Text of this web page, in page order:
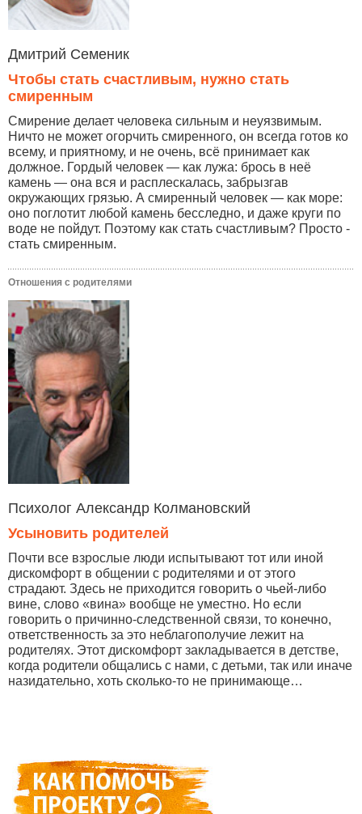
Дмитрий Семеник
Чтобы стать счастливым, нужно стать
смиренным
Смирение делает человека сильным и неуязвимым.
Ничто не может огорчить смиренного, он всегда готов ко
всему, и приятному, и не очень, всё принимает как
должное. Гордый человек — как лужа: брось в неё
камень — она вся и расплескалась, забрызгав
окружающих грязью. А смиренный человек — как море:
оно поглотит любой камень бесследно, и даже круги по
воде не пойдут. Поэтому как стать счастливым? Просто -
стать смиренным.
Отношения с родителями
Психолог Александр Колмановский
Усыновить родителей
Почти все взрослые люди испытывают тот или иной
дискомфорт в общении с родителями и от этого
страдают. Здесь не приходится говорить о чьей-либо
вине, слово «вина» вообще не уместно. Но если
говорить о причинно-следственной связи, то конечно,
ответственность за это неблагополучие лежит на
родителях. Этот дискомфорт закладывается в детстве,
когда родители общались с нами, с детьми, так или иначе
назидательно, хоть сколько-то не принимающе…